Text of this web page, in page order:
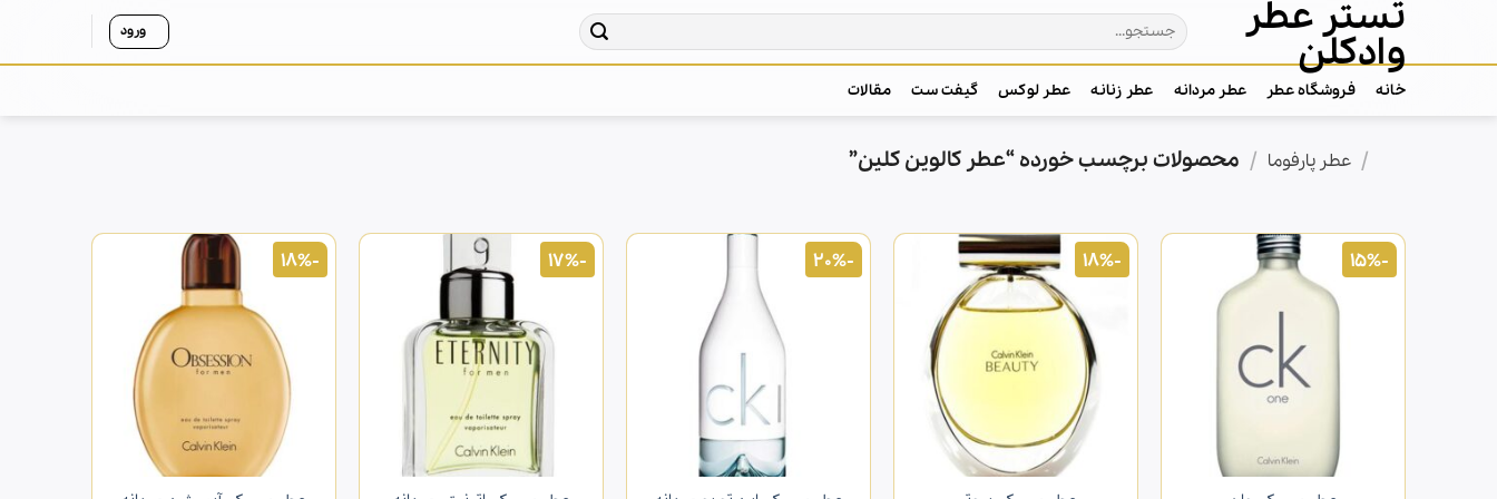
content
تستر عطر
وادکلن
جستجو
برای:
ورود
خانه فروشگاه عطر عطر مردانه عطر زنانه عطر لوکس گیفت ست مقالات
/ عطر پارفوما / محصولات برچسب خورده “عطر کالوین کلین”
-15%
-18%
-20%
-17%
-18%